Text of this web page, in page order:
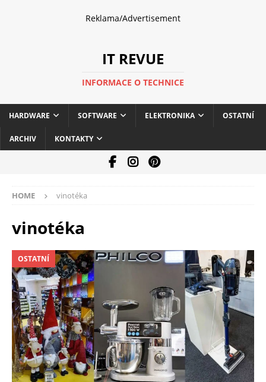
Reklama/Advertisement
IT REVUE
INFORMACE O TECHNICE
HARDWARE SOFTWARE ELEKTRONIKA OSTATNÍ
ARCHIV KONTAKTY
HOME vinotéka
vinotéka
OSTATNÍ